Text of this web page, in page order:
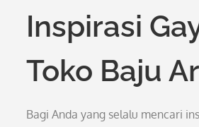
Inspirasi
Toko Baju
Bagi Anda yang selalu mencari